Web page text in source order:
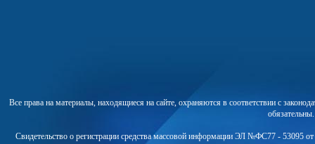
Все права на материалы, находящиеся на сайте, охраняются в соответствии с
Свидетельство о регистрации средства массовой информации ЭЛ №ФС77 - 53095